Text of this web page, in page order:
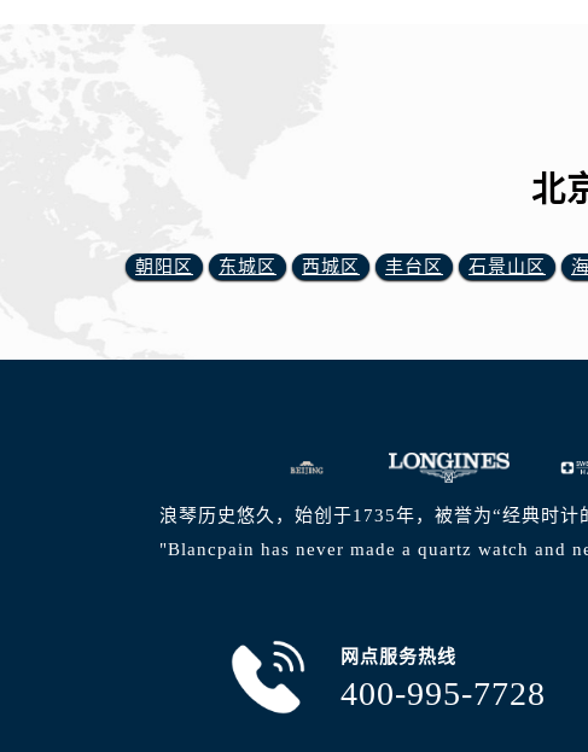
北
朝阳区 东城区 西城区 丰台区 石景山区
浪琴历史悠久，始创于1735年，被誉为“经典时计
"Blancpain has never made a quartz watch and
网点服务热线
400-995-7728